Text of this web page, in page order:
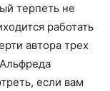
терпеть не
работать
автора трех
если вам